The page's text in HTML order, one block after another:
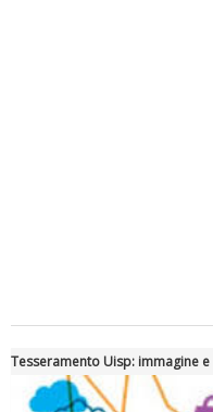
Tiziano Pesce a Radio
Tesseramento Uisp: immagine